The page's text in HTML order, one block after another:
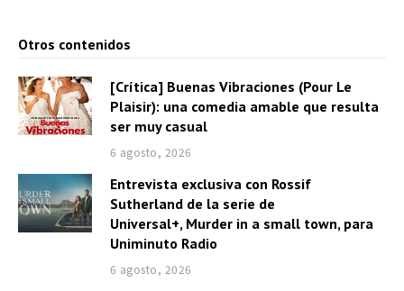
Otros contenidos
[Crítica] Buenas Vibraciones (Pour Le
Plaisir): una comedia amable que resulta
ser muy casual
6 agosto, 2026
Entrevista exclusiva con Rossif
Sutherland de la serie de
Universal+, Murder in a small town, para
Uniminuto Radio
6 agosto, 2026